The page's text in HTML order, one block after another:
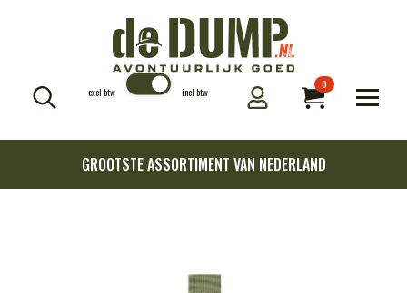
excl btw incl btw
0
GROOTSTE ASSORTIMENT VAN NEDERLAND